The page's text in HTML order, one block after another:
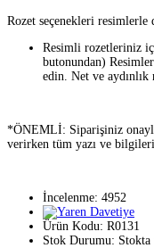
Rozet seçenekleri resimlerle
Resimli rozetleriniz
butonundan)
edin. Net ve
*ÖNEMLİ: Siparişiniz
verirken tüm yazı ve
İncelenme: 4952
Ürün Kodu: R0131
Stok Durumu: Stokta